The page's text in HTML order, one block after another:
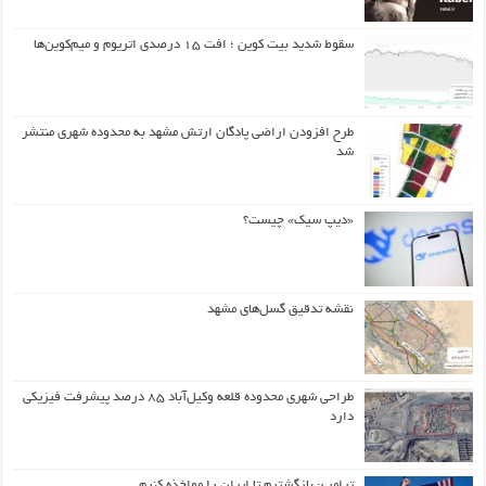
سقوط شدید بیت کوین ؛ افت ۱۵ درصدی اتریوم و میم‌کوین‌ها
طرح افزودن اراضی پادگان ارتش مشهد به محدوده شهری منتشر
شد
«دیپ سیک» چیست؟
نقشه تدقیق گسل‌های مشهد
طراحی شهری محدوده قلعه وکیل‌آباد ۸۵ درصد پیشرفت فیزیکی
دارد